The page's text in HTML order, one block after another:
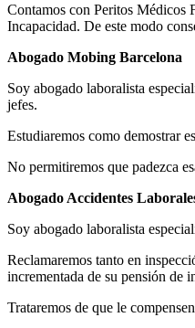
Contamos con Peritos Médicos
Incapacidad. De este modo
Abogado Mobing Barcelona
Soy abogado laboralista
jefes.
Estudiaremos como demostrar
No permitiremos que padezca
Abogado Accidentes
Soy abogado laboralista
Reclamaremos tanto en
incrementada de su pensión de
Trataremos de que le